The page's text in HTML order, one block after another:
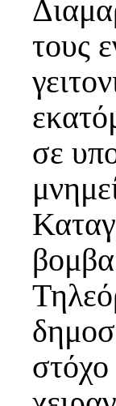
τους
σε